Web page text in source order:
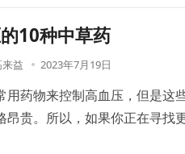
10种中草药
益 2023年7月19日
用药物来控制高血压，但是这
昂贵。所以，如果你正在寻找